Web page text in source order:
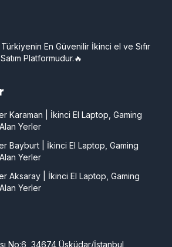
En Güvenilir İkinci el ve Sıfır
Platformudur.🔥
Karaman | İkinci El Laptop, Gaming
Yerler
Bayburt | İkinci El Laptop, Gaming
Yerler
Aksaray | İkinci El Laptop, Gaming
Yerler
No:6, 34674 Üsküdar/İstanbul